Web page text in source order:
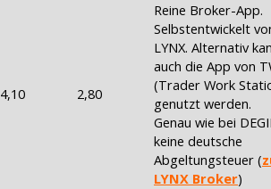
4,10 2,80
Reine Broker-App.
Selbstentwickelt
LYNX. Alternativ
auch die App von
(Trader Work
genutzt werden.
Genau wie bei
keine deutsche
Abgeltungsteuer (
LYNX Broker)